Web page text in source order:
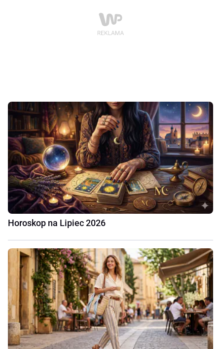
Horoskop na Lipiec 2026